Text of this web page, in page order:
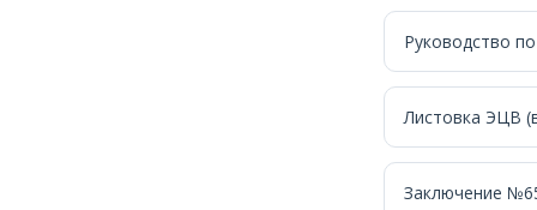
Руководство
Листовка ЭЦВ
Заключение